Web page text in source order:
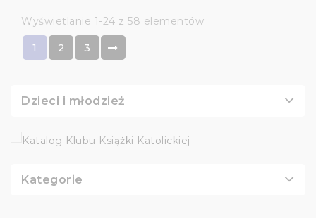
Wyświetlanie 1-24 z 58 elementów
1 2 3
Dzieci i młodzież
Kategorie